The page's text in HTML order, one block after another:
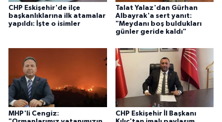
CHP Eskişehir'de ilçe
başkanlıklarına ilk atamalar
yapıldı: İşte o isimler
Talat Yalaz'dan Gürhan
Albayrak'a sert yanıt:
"Meydanı boş buldukları
günler geride kaldı"
MHP'li Cengiz:
CHP Eskişehir İl Başkanı